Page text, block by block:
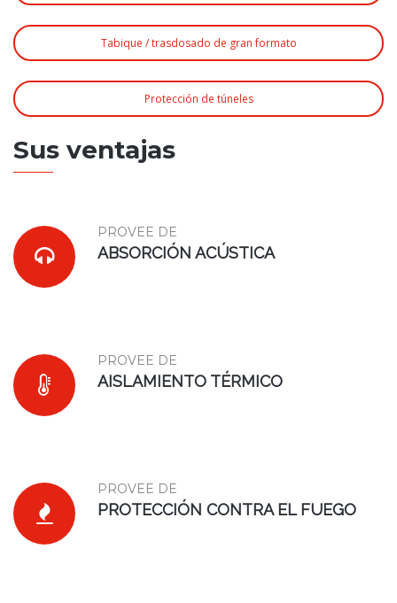
Tabique / trasdosado de gran formato
Protección de túneles
Sus ventajas
PROVEE DE
ABSORCIÓN ACÚSTICA
PROVEE DE
AISLAMIENTO TÉRMICO
PROVEE DE
PROTECCIÓN CONTRA EL FUEGO